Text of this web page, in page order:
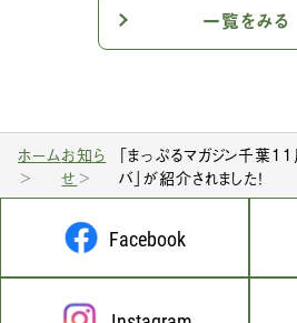
一覧をみる
ホームお知ら
せ
「まっぷるマガジン千葉11
バ」が紹介されました！
Facebook